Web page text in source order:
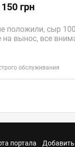
грн
положили, сыр
на вынос, все
обслуживания
портала Добавить